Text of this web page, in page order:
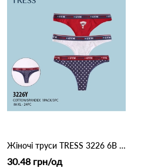
Жіночі труси TRESS 3226 6B Різні кольори
30.48 грн/од